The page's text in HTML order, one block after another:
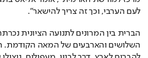
לעם הערבי, וכך זה צריך להישאר".